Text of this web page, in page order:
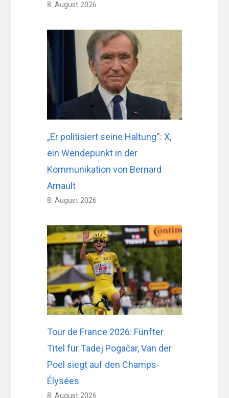
8. August 2026
„Er politisiert seine Haltung“: X,
ein Wendepunkt in der
Kommunikation von Bernard
Arnault
8. August 2026
Tour de France 2026: Fünfter
Titel für Tadej Pogačar, Van der
Poel siegt auf den Champs-
Élysées
8. August 2026